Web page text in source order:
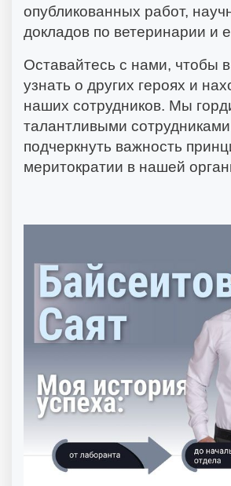
опубликованных работ,
докладов по ветеринарии и
Оставайтесь с нами, чтобы
узнать о других героях и
наших сотрудников. Мы
талантливыми
подчеркнуть важность
меритократии в нашей